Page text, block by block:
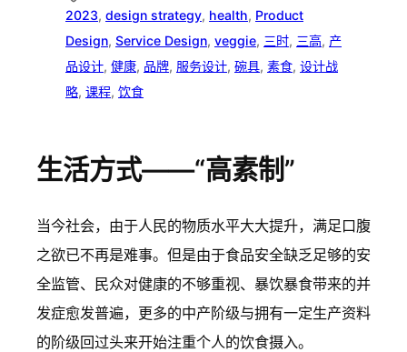
2023, design strategy, health, Product
Design, Service Design, veggie, 三时, 三高, 产
品设计, 健康, 品牌, 服务设计, 碗具, 素食, 设计战
略, 课程, 饮食
生活方式——“高素制”
当今社会，由于人民的物质水平大大提升，满足口腹
之欲已不再是难事。但是由于食品安全缺乏足够的安
全监管、民众对健康的不够重视、暴饮暴食带来的并
发症愈发普遍，更多的中产阶级与拥有一定生产资料
的阶级回过头来开始注重个人的饮食摄入。